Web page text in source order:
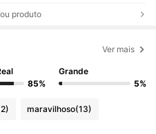
produto
Ver mais
85%
Grande
5%
maravilhoso(13)